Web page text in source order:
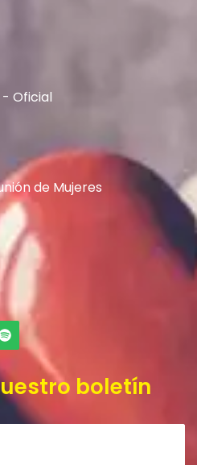
- Oficial
de Mujeres
boletín